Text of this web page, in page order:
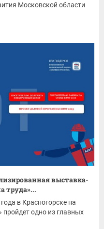
Московской области
выставка-
труда»...
в Красногорске на
одно из главных